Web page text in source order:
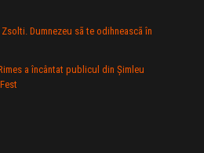
Dumnezeu sã te odihneascã în
a încântat publicul din Şimleu